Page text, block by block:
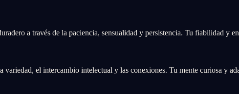
a través de la paciencia, sensualidad y persistencia. Tu fiabilidad y
variedad, el intercambio intelectual y las conexiones. Tu mente curiosa y